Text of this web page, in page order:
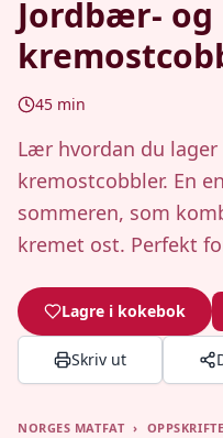
Jordbær- og
45 min
Lær hvordan du
kremostcobbler. En
sommeren, som
kremet ost. Perfekt
Lagre i kokebok
Skriv ut
NORGES MATFAT ›